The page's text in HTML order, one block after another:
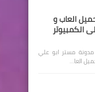
العاب و
الكمبيوتر
مدونة مستر ابو علي
العا…